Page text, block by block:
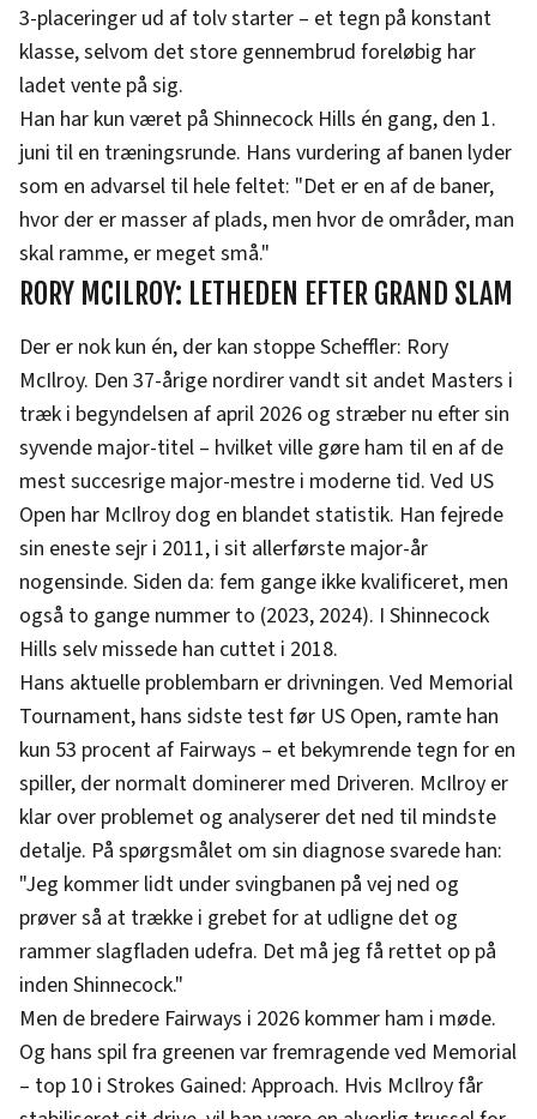
3-placeringer ud af tolv starter – et tegn på konstant
klasse, selvom det store gennembrud foreløbig har
ladet vente på sig.
Han har kun været på Shinnecock Hills én gang, den 1.
juni til en træningsrunde. Hans vurdering af banen lyder
som en advarsel til hele feltet: "Det er en af de baner,
hvor der er masser af plads, men hvor de områder, man
skal ramme, er meget små."
RORY MCILROY: LETHEDEN EFTER GRAND SLAM
Der er nok kun én, der kan stoppe Scheffler: Rory
McIlroy. Den 37-årige nordirer vandt sit andet Masters i
træk i begyndelsen af april 2026 og stræber nu efter sin
syvende major-titel – hvilket ville gøre ham til en af de
mest succesrige major-mestre i moderne tid. Ved US
Open har McIlroy dog en blandet statistik. Han fejrede
sin eneste sejr i 2011, i sit allerførste major-år
nogensinde. Siden da: fem gange ikke kvalificeret, men
også to gange nummer to (2023, 2024). I Shinnecock
Hills selv missede han cuttet i 2018.
Hans aktuelle problembarn er drivningen. Ved Memorial
Tournament, hans sidste test før US Open, ramte han
kun 53 procent af Fairways – et bekymrende tegn for en
spiller, der normalt dominerer med Driveren. McIlroy er
klar over problemet og analyserer det ned til mindste
detalje. På spørgsmålet om sin diagnose svarede han:
"Jeg kommer lidt under svingbanen på vej ned og
prøver så at trække i grebet for at udligne det og
rammer slagfladen udefra. Det må jeg få rettet op på
inden Shinnecock."
Men de bredere Fairways i 2026 kommer ham i møde.
Og hans spil fra greenen var fremragende ved Memorial
– top 10 i Strokes Gained: Approach. Hvis McIlroy får